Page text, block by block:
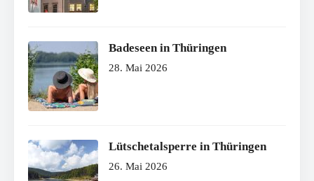
Badeseen in Thüringen
28. Mai 2026
Lütschetalsperre in Thüringen
26. Mai 2026